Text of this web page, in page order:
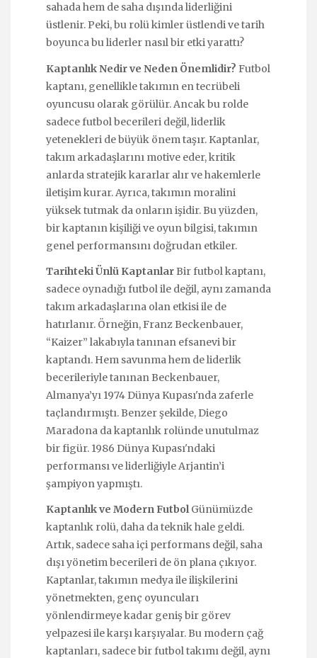
sahada hem de saha dışında liderliğini
üstlenir. Peki, bu rolü kimler üstlendi ve tarih
boyunca bu liderler nasıl bir etki yarattı?
Kaptanlık Nedir ve Neden Önemlidir? Futbol
kaptanı, genellikle takımın en tecrübeli
oyuncusu olarak görülür. Ancak bu rolde
sadece futbol becerileri değil, liderlik
yetenekleri de büyük önem taşır. Kaptanlar,
takım arkadaşlarını motive eder, kritik
anlarda stratejik kararlar alır ve hakemlerle
iletişim kurar. Ayrıca, takımın moralini
yüksek tutmak da onların işidir. Bu yüzden,
bir kaptanın kişiliği ve oyun bilgisi, takımın
genel performansını doğrudan etkiler.
Tarihteki Ünlü Kaptanlar Bir futbol kaptanı,
sadece oynadığı futbol ile değil, aynı zamanda
takım arkadaşlarına olan etkisi ile de
hatırlanır. Örneğin, Franz Beckenbauer,
“Kaizer” lakabıyla tanınan efsanevi bir
kaptandı. Hem savunma hem de liderlik
becerileriyle tanınan Beckenbauer,
Almanya’yı 1974 Dünya Kupası'nda zaferle
taçlandırmıştı. Benzer şekilde, Diego
Maradona da kaptanlık rolünde unutulmaz
bir figür. 1986 Dünya Kupası'ndaki
performansı ve liderliğiyle Arjantin’i
şampiyon yapmıştı.
Kaptanlık ve Modern Futbol Günümüzde
kaptanlık rolü, daha da teknik hale geldi.
Artık, sadece saha içi performans değil, saha
dışı yönetim becerileri de ön plana çıkıyor.
Kaptanlar, takımın medya ile ilişkilerini
yönetmekten, genç oyuncuları
yönlendirmeye kadar geniş bir görev
yelpazesi ile karşı karşıyalar. Bu modern çağ
kaptanları, sadece bir futbol takımı değil, aynı